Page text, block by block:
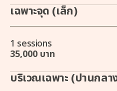
เฉพาะจุด (เล็ก)
1 sessions
35,000 บาท
บริเวณเฉพาะ (ปานกลา